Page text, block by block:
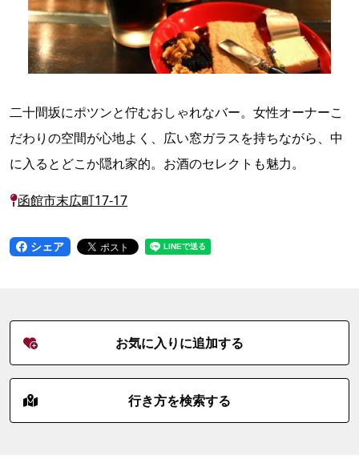
二十間坂にポツンと佇むおしゃれなバー。女性オーナーこ
だわりの空間が心地よく、広い窓ガラスを持ちながら、中
に入るとどこか隠れ家的。お酒のセレクトも魅力。
函館市末広町17-17
シェア
お気に入りに追加する
行き方を検索する